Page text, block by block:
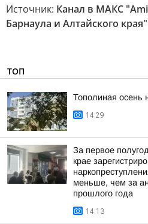
Источник: Канал в МАКС
Барнаула и Алтайского края"
ТОП
Тополиная осень
14:29
За первое
крае
меньше, чем за
прошлого года
14:13